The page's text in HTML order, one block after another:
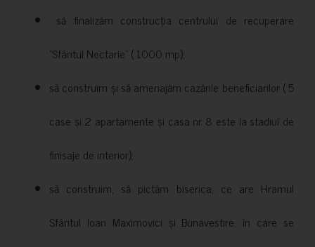
să finalizăm construcția centrului de recuperare
”Sfântul Nectarie” ( 1000 mp);
să construim și să amenajăm cazările beneficiarilor ( 5
case și 2 apartamente și casa nr 8 este la stadiul de
finisaje de interior);
să construim, să pictăm biserica, ce are Hramul
Sfântul Ioan Maximovici și Bunavestire, în care se